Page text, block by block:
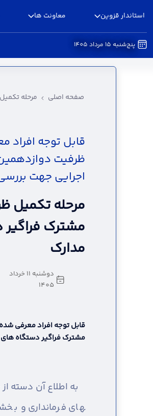
استاندار قزوین معاونت ها
پنج‌شنبه 15 مرداد 1405
مرحله تکمیل ظرفیت
صفحه اصلی مرحله
قابل توجه افراد
ظرفیت
اجرایی جهت
مرحله تکمیل
مشترک
مدارک
دوشنبه 11 خرداد
1405
قابل توجه افراد معرفی
مشترک فراگیر دستگاه
های فرمانداری و